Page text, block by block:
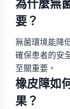
為什麼無
要？
無菌環境能降
確保患者的安
至關重要。
橡皮障如
果？